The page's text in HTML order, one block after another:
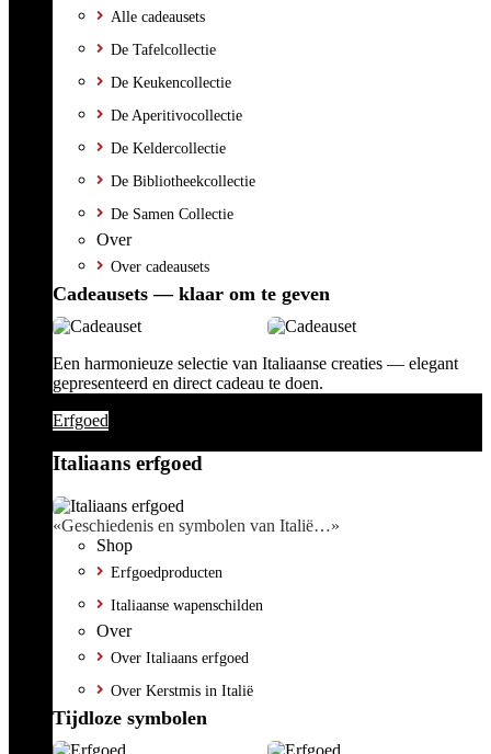
Alle cadeausets
De Tafelcollectie
De Keukencollectie
De Aperitivocollectie
De Keldercollectie
De Bibliotheekcollectie
De Samen Collectie
Over
Over cadeausets
Cadeausets — klaar om te geven
Een harmonieuze selectie van Italiaanse creaties — elegant
gepresenteerd en direct cadeau te doen.
Erfgoed
Italiaans erfgoed
«Geschiedenis en symbolen van Italië…»
Shop
Erfgoedproducten
Italiaanse wapenschilden
Over
Over Italiaans erfgoed
Over Kerstmis in Italië
Tijdloze symbolen